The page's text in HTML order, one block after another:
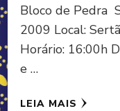
Bloco de Pedra
2009 Local:
Horário: 16:00h
e …
LEIA MAIS